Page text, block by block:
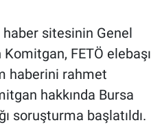
haber sitesinin Genel
Komitgan, FETÖ elebaşı
haberini rahmet
hakkında Bursa
soruşturma başlatıldı.